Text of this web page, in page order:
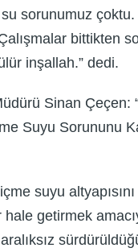
sorunumuz
bittikten
inşallah.” dedi.
Sinan Çeçen:
Suyu Sorununu
suyu altyapısını
getirmek
aralıksız